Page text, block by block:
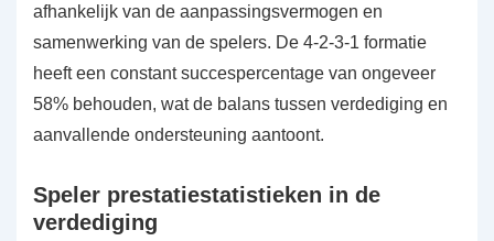
afhankelijk van de aanpassingsvermogen en
samenwerking van de spelers. De 4-2-3-1 formatie
heeft een constant succespercentage van ongeveer
58% behouden, wat de balans tussen verdediging en
aanvallende ondersteuning aantoont.
Speler prestatiestatistieken in de
verdediging